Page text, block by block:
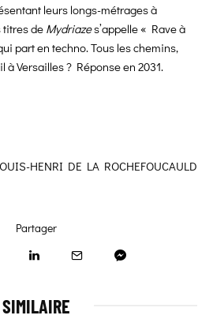
leurs longs-métrages à
titres de Mydriazes’appelle « Rave à
part en techno. Tous les chemins,
à Versailles ? Réponse en 2031.
HENRI DE LA ROCHEFOUCAULD
Partager
SIMILAIRE